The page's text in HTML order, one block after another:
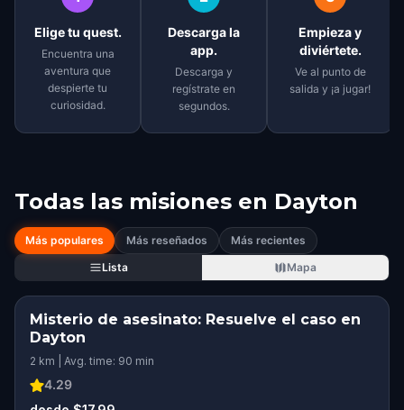
Elige tu quest.
Encuentra una
aventura que
despierte tu
curiosidad.
Descarga la
app.
Descarga y
regístrate en
segundos.
Empieza y
diviértete.
Ve al punto de
salida y ¡a jugar!
Todas las misiones en Dayton
Más populares Más reseñados
Más recientes
Lista
Mapa
Misterio de asesinato: Resuelve el caso en
Dayton
2 km | Avg. time: 90 min
4.29